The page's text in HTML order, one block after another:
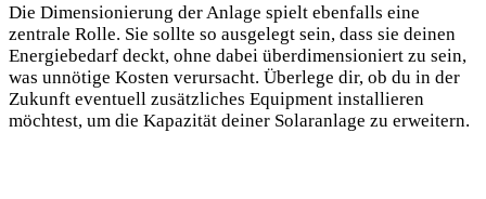
Die Dimensionierung der Anlage spielt ebenfalls eine
zentrale Rolle. Sie sollte​ so ausgelegt sein, dass ‌sie deinen
Energiebedarf deckt, ohne dabei überdimensioniert ⁢zu sein,
was‍ unnötige Kosten verursacht. Überlege dir, ⁣ob⁢ du in der
Zukunft eventuell⁤ zusätzliches Equipment installieren
möchtest, um die Kapazität deiner Solaranlage‌ zu erweitern.